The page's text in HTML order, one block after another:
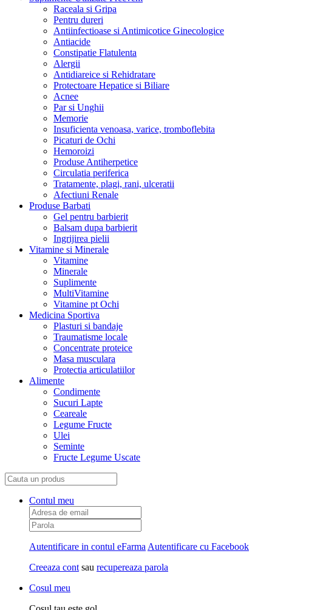
Raceala si Gripa
Pentru dureri
Antiinfectioase si Antimicotice Ginecologice
Antiacide
Constipatie Flatulenta
Alergii
Antidiareice si Rehidratare
Protectoare Hepatice si Biliare
Acnee
Par si Unghii
Memorie
Insuficienta venoasa, varice, tromboflebita
Picaturi de Ochi
Hemoroizi
Produse Antiherpetice
Circulatia periferica
Tratamente, plagi, rani, ulceratii
Afectiuni Renale
Produse Barbati
Gel pentru barbierit
Balsam dupa barbierit
Ingrijirea pielii
Vitamine si Minerale
Vitamine
Minerale
Suplimente
MultiVitamine
Vitamine pt Ochi
Medicina Sportiva
Plasturi si bandaje
Traumatisme locale
Concentrate proteice
Masa musculara
Protectia articulatiilor
Alimente
Condimente
Sucuri Lapte
Ceareale
Legume Fructe
Ulei
Seminte
Fructe Legume Uscate
Contul meu
Autentificare in contul eFarma Autentificare cu Facebook
Creeaza cont sau recupereaza parola
Cosul meu